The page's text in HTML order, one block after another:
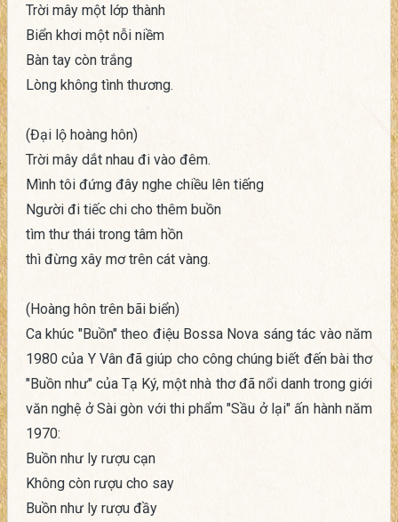
Trời mây một lớp thành
Biển khơi một nỗi niềm
Bàn tay còn trắng
Lòng không tình thương.
(Đại lộ hoàng hôn)
Trời mây dắt nhau đi vào đêm.
Mình tôi đứng đây nghe chiều lên tiếng
Người đi tiếc chi cho thêm buồn
tìm thư thái trong tâm hồn
thì đừng xây mơ trên cát vàng.
(Hoàng hôn trên bãi biển)
Ca khúc "Buồn" theo điệu Bossa Nova sáng tác vào năm
1980 của Y Vân đã giúp cho công chúng biết đến bài thơ
"Buồn như" của Tạ Ký, một nhà thơ đã nổi danh trong giới
văn nghệ ở Sài gòn với thi phẩm "Sầu ở lại" ấn hành năm
1970:
Buồn như ly rượu cạn
Không còn rượu cho say
Buồn như ly rượu đầy